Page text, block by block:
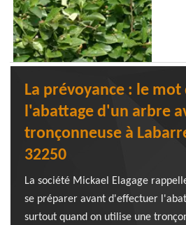
La prévoyance : le
l'abattage d'un arbre
tronçonneuse à
32250
La société Mickael Elagage
se préparer avant d'effectuer
surtout quand on utilise une